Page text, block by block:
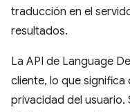
traducción en el
resultados.
La API de Language
cliente, lo que
privacidad del usuario.